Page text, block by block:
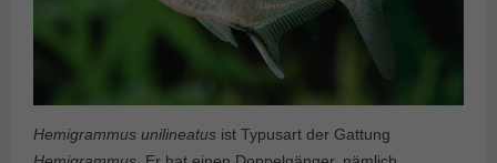
Hemigrammus unilineatus ist Typusart der Gattung